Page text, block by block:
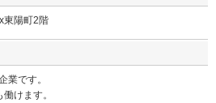
東陽町2階
業です。
けます。